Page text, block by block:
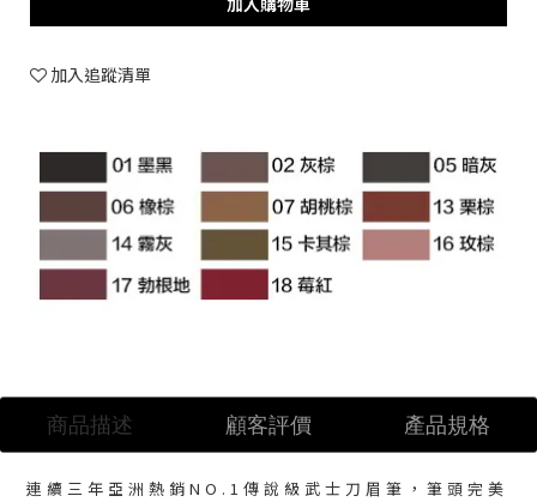
加入追蹤清單
商品描述 顧客評價 產品規格
連續三年亞洲熱銷NO.1傳說級武士刀眉筆，筆頭完美